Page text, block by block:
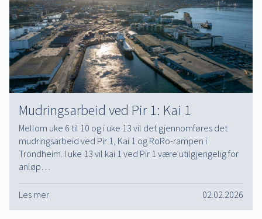
Mudringsarbeid ved Pir 1: Kai 1
Mellom uke 6 til 10 og i uke 13 vil det gjennomføres det
mudringsarbeid ved Pir 1, Kai 1 og RoRo-rampen i
Trondheim. I uke 13 vil kai 1 ved Pir 1 være utilgjengelig for
anløp…
Les mer 02.02.2026